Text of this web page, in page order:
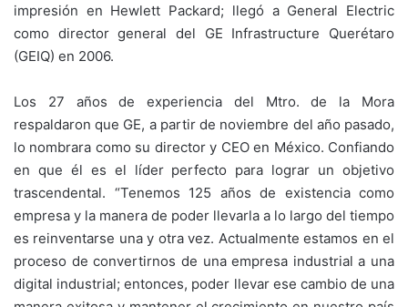
impresión en Hewlett Packard; llegó a General Electric
como director general del GE Infrastructure Querétaro
(GEIQ) en 2006.
Los 27 años de experiencia del Mtro. de la Mora
respaldaron que GE, a partir de noviembre del año pasado,
lo nombrara como su director y CEO en México. Confiando
en que él es el líder perfecto para lograr un objetivo
trascendental. “Tenemos 125 años de existencia como
empresa y la manera de poder llevarla a lo largo del tiempo
es reinventarse una y otra vez. Actualmente estamos en el
proceso de convertirnos de una empresa industrial a una
digital industrial; entonces, poder llevar ese cambio de una